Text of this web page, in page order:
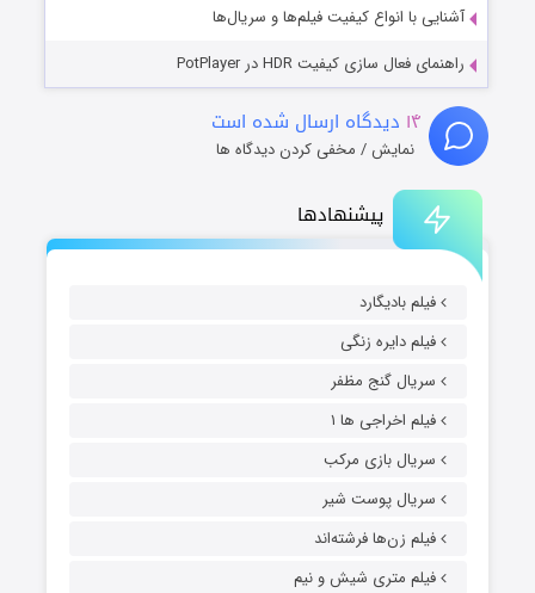
پیشنهادها
فیلم بادیگارد
فیلم دایره زنگی
سریال گنج مظفر
فیلم اخراجی ها ۱
سریال بازی مرکب
سریال پوست شیر
فیلم زن‌ها فرشته‌اند
فیلم متری شیش و نیم
آشنایی با انواع کیفیت فیلم‌ها و سریال‌ها
راهنمای فعال سازی کیفیت HDR در PotPlayer
۱۴ دیدگاه ارسال شده است
نمایش / مخفی کردن دیدگاه ها